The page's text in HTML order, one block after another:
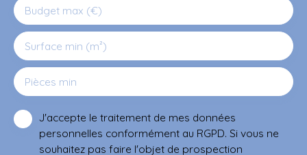
Budget max (€)
Surface min (m²)
Pièces min
J'accepte le traitement de mes données
personnelles conformément au RGPD. Si vous ne
souhaitez pas faire l'objet de prospection